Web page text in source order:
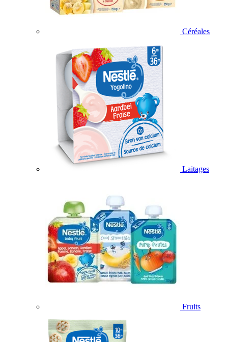
Céréales
Laitages
Fruits